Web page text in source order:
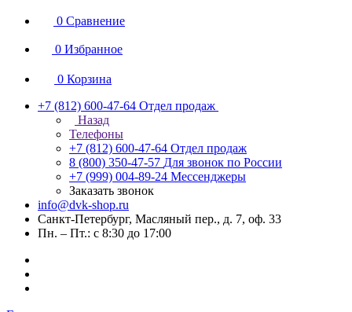
0 Сравнение
0 Избранное
0 Корзина
+7 (812) 600-47-64 Отдел продаж
Назад
Телефоны
+7 (812) 600-47-64 Отдел продаж
8 (800) 350-47-57 Для звонок по России
+7 (999) 004-89-24 Мессенджеры
Заказать звонок
info@dvk-shop.ru
Санкт-Петербург, Масляный пер., д. 7, оф. 33
Пн. – Пт.: с 8:30 до 17:00